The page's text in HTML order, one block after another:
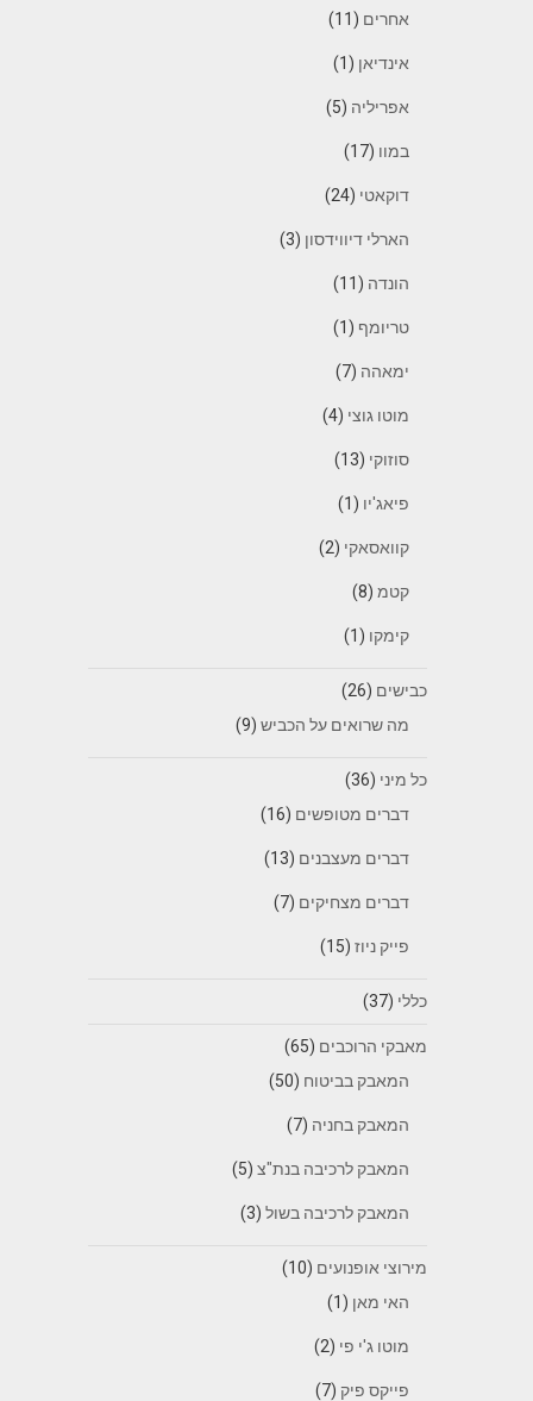
אחרים (11)
אינדיאן (1)
אפריליה (5)
במוו (17)
דוקאטי (24)
הארלי דיווידסון (3)
הונדה (11)
טריומף (1)
ימאהה (7)
מוטו גוצי (4)
סוזוקי (13)
פיאג'יו (1)
קוואסאקי (2)
קטמ(8)
קימקו (1)
כבישים (26)
מה שרואים על הכביש(9)
כל מיני (36)
דברים מטופשים (16)
דברים מעצבנים (13)
דברים מצחיקים (7)
פייק ניוז(15)
כללי (37)
מאבקי הרוכבים (65)
המאבק בביטוח (50)
המאבק בחניה (7)
המאבק לרכיבה בנת"צ(5)
המאבק לרכיבה בשול(3)
מירוצי אופנועים (10)
האי מאן (1)
מוטו ג'י פי (2)
פייקס פיק (7)